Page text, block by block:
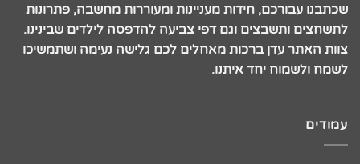
שכתבנו עבורכם, חידות מעניינות ומעוררות מחשבה, פתרונות
לתשחצים ותשבצים וגם דפי צביעה להדפסה לילדים שבינינו.
צוות האתר עדן ברכות מאחלים לכם גלישה נעימה ושתמשיכו
לשמח ולשמוח יחד איתנו.
עמודים